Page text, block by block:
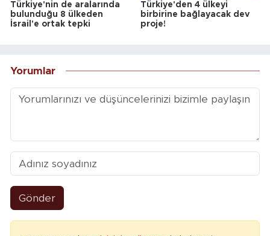
Türkiye'nin de aralarında
bulunduğu 8 ülkeden
İsrail'e ortak tepki
Türkiye'den 4 ülkeyi
birbirine bağlayacak dev
proje!
Yorumlar
Gönder